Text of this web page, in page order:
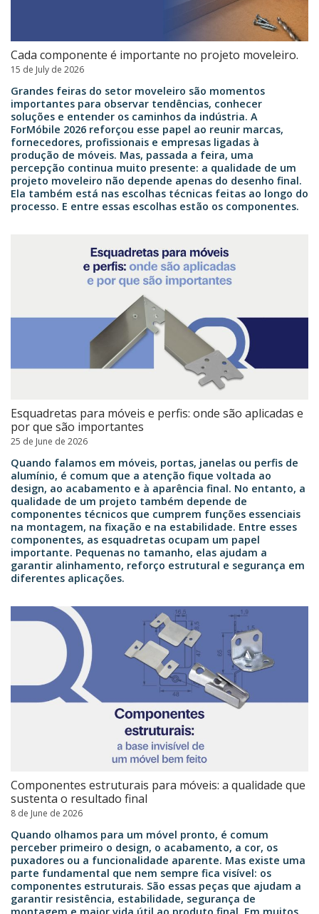
Cada componente é importante no projeto moveleiro.
15 de July de 2026
Grandes feiras do setor moveleiro são momentos
importantes para observar tendências, conhecer
soluções e entender os caminhos da indústria. A
ForMóbile 2026 reforçou esse papel ao reunir marcas,
fornecedores, profissionais e empresas ligadas à
produção de móveis. Mas, passada a feira, uma
percepção continua muito presente: a qualidade de um
projeto moveleiro não depende apenas do desenho final.
Ela também está nas escolhas técnicas feitas ao longo do
processo. E entre essas escolhas estão os componentes.
Esquadretas para móveis e perfis: onde são aplicadas e
por que são importantes
25 de June de 2026
Quando falamos em móveis, portas, janelas ou perfis de
alumínio, é comum que a atenção fique voltada ao
design, ao acabamento e à aparência final. No entanto, a
qualidade de um projeto também depende de
componentes técnicos que cumprem funções essenciais
na montagem, na fixação e na estabilidade. Entre esses
componentes, as esquadretas ocupam um papel
importante. Pequenas no tamanho, elas ajudam a
garantir alinhamento, reforço estrutural e segurança em
diferentes aplicações.
Componentes estruturais para móveis: a qualidade que
sustenta o resultado final
8 de June de 2026
Quando olhamos para um móvel pronto, é comum
perceber primeiro o design, o acabamento, a cor, os
puxadores ou a funcionalidade aparente. Mas existe uma
parte fundamental que nem sempre fica visível: os
componentes estruturais. São essas peças que ajudam a
garantir resistência, estabilidade, segurança de